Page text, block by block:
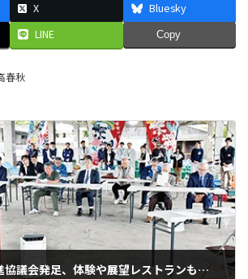
X
Bluesky
LINE Copy
春秋
みなべ町海業推進協議会発足、体験や展望レストランも構想